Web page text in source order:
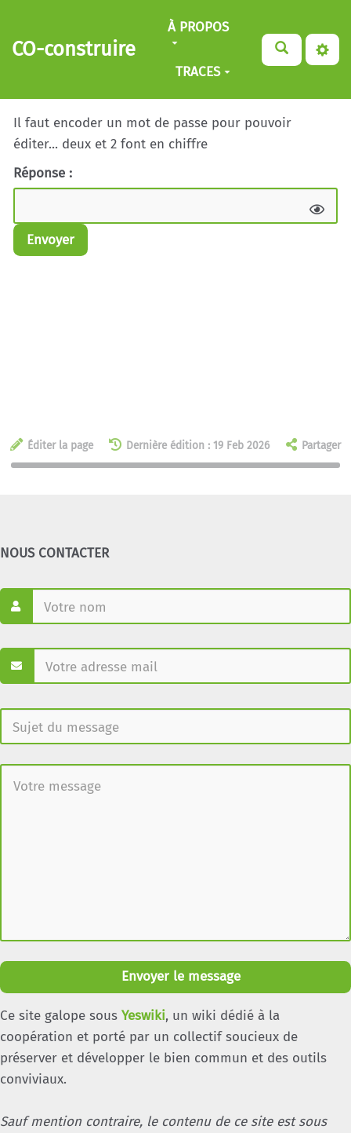
Aller au contenu principal
CO-construire
À PROPOS
TRACES
Il faut encoder un mot de passe pour pouvoir
éditer... deux et 2 font en chiffre
Réponse :
Envoyer
Éditer la page Dernière édition : 19 Feb 2026 Partager
NOUS CONTACTER
Envoyer le message
Ce site galope sous Yeswiki, un wiki dédié à la
coopération et porté par un collectif soucieux de
préserver et développer le bien commun et des outils
conviviaux.
Sauf mention contraire, le contenu de ce site est sous